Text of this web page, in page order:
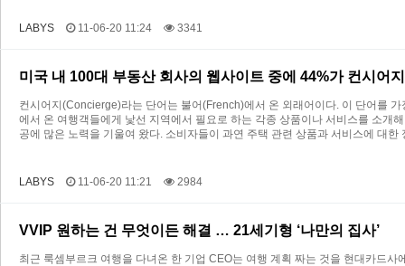
LABYS 11-06-20 11:24 3341
미국 내 100대 부동산 회사의 웹사이트 중에 44%가 컨시어
컨시어지(Concierge)라는 단어는 불어(French)에서 온 외래어이다. 이 단어를
에서 온 여행객들에게 낯선 지역에서 필요로 하는 각종 상품이나 서비스를 소개
공에 많은 노력을 기울여 왔다. 소비자들이 과연 주택 관련 상품과 서비스에 대
LABYS 11-06-20 11:21 2984
VVIP 원하는 건 무엇이든 해결 … 21세기형 ‘나만의 집사’
최근 룩셈부르크 여행을 다녀온 한 기업 CEO는 여행 계획 짜는 것을 현대카드